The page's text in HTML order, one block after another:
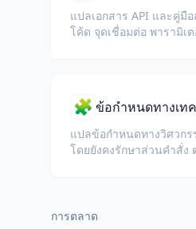
แปลเอกสาร API และคู่
โค้ด จุดเชื่อมต่อ พารามิเ
🧩 ข้อกำหนดทางเท
แปลข้อกำหนดทางวิศวก
โดยยังคงรักษาส่วนคำสั่ง
การตลาด